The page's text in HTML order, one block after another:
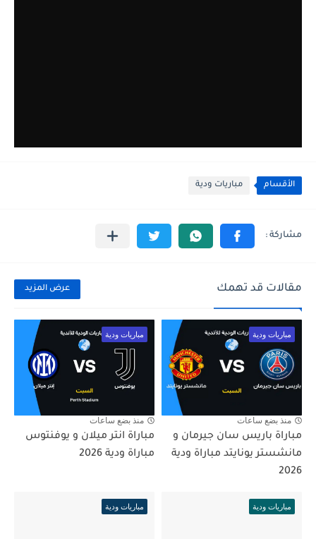
الأقسام مباريات ودية
مقالات قد تهمك عرض المزيد
مباريات ودية
منذ بضع ساعات
مباراة باريس سان جيرمان و
مانشستر يونايتد مباراة ودية
2026
مباريات ودية
منذ بضع ساعات
مباراة انتر ميلان و يوفنتوس
مباراة ودية 2026
مباريات ودية مباريات ودية